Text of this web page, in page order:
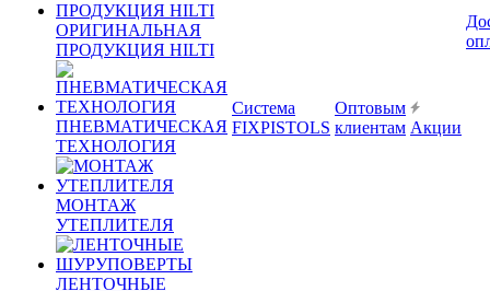
ОРИГИНАЛЬНАЯ
ПРОДУКЦИЯ HILTI
ПНЕВМАТИЧЕСКАЯ
ТЕХНОЛОГИЯ
МОНТАЖ
УТЕПЛИТЕЛЯ
ЛЕНТОЧНЫЕ
Система
FIXPISTOLS
Оптовым
клиентам Акции